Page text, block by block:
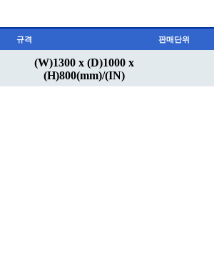
규격 판매단위
(W)1300 x (D)1000 x
(H)800(mm)/(IN)